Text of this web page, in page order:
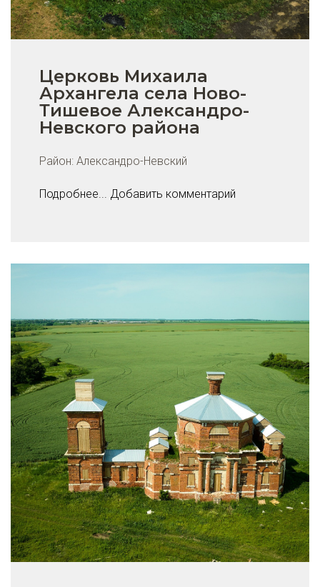
Церковь Михаила
Архангела села Ново-
Тишевое Александро-
Невского района
Район: Александро-Невский
Подробнее... Добавить комментарий